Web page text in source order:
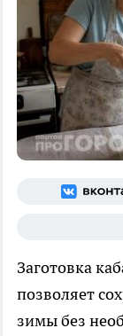
Заготовка
позволяет
зимы без